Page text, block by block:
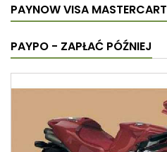
PAYNOW VISA MASTERCART
PAYPO - ZAPŁAĆ PÓŹNIEJ